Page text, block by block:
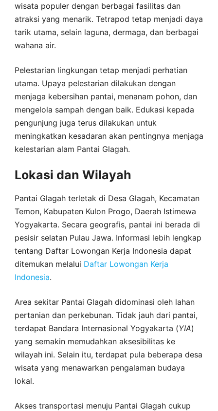
wisata populer dengan berbagai fasilitas dan
atraksi yang menarik. Tetrapod tetap menjadi daya
tarik utama, selain laguna, dermaga, dan berbagai
wahana air.
Pelestarian lingkungan tetap menjadi perhatian
utama. Upaya pelestarian dilakukan dengan
menjaga kebersihan pantai, menanam pohon, dan
mengelola sampah dengan baik. Edukasi kepada
pengunjung juga terus dilakukan untuk
meningkatkan kesadaran akan pentingnya menjaga
kelestarian alam Pantai Glagah.
Lokasi dan Wilayah
Pantai Glagah terletak di Desa Glagah, Kecamatan
Temon, Kabupaten Kulon Progo, Daerah Istimewa
Yogyakarta. Secara geografis, pantai ini berada di
pesisir selatan Pulau Jawa. Informasi lebih lengkap
tentang Daftar Lowongan Kerja Indonesia dapat
ditemukan melalui Daftar Lowongan Kerja
Indonesia.
Area sekitar Pantai Glagah didominasi oleh lahan
pertanian dan perkebunan. Tidak jauh dari pantai,
terdapat Bandara Internasional Yogyakarta (YIA)
yang semakin memudahkan aksesibilitas ke
wilayah ini. Selain itu, terdapat pula beberapa desa
wisata yang menawarkan pengalaman budaya
lokal.
Akses transportasi menuju Pantai Glagah cukup